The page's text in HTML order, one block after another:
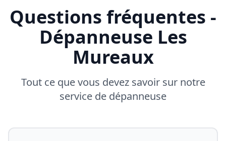
Questions fréquentes -
Dépanneuse Les
Mureaux
Tout ce que vous devez savoir sur notre
service de dépanneuse